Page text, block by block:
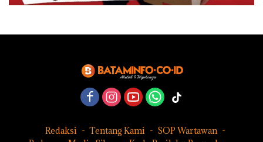
Redaksi Tentang Kami
SOP Wartawan